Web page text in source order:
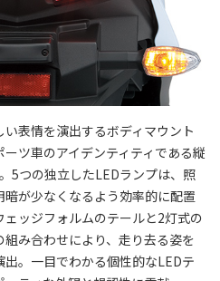
表情を演出するボディマウント
ツ車のアイデンティティである縦
5つの独立したLEDランプは、照
が少なくなるよう効率的に配置
ッジフォルムのテールと2灯式の
み合わせにより、走り去る姿を
。一目でわかる個性的なLEDテ